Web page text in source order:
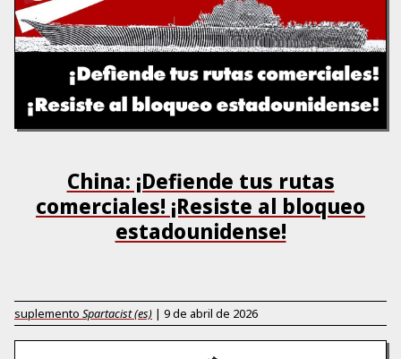
China: ¡Defiende tus rutas
comerciales! ¡Resiste al bloqueo
estadounidense!
suplemento Spartacist (es) | 9 de abril de 2026